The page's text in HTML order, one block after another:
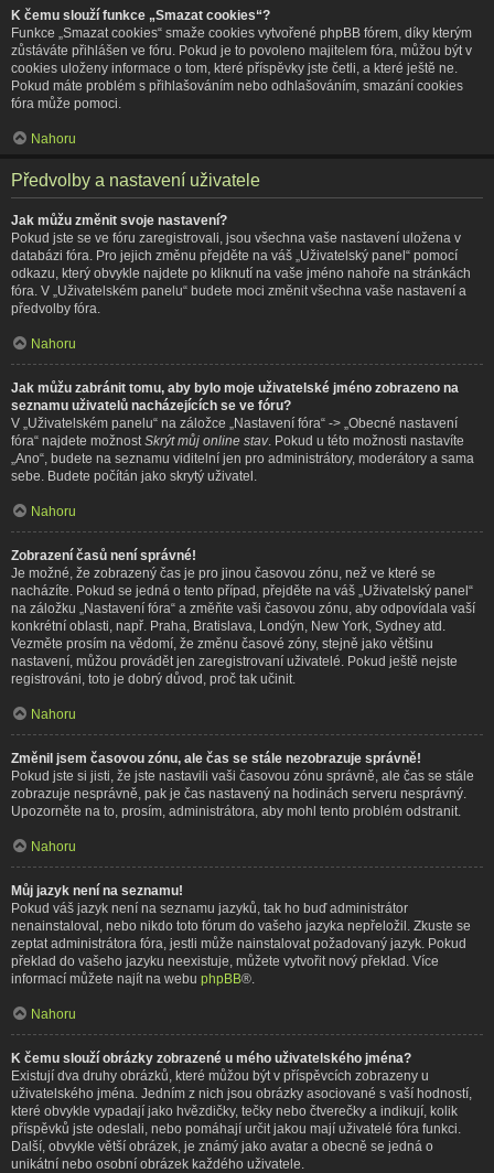
K čemu slouží funkce „Smazat cookies“?
Funkce „Smazat cookies“ smaže cookies vytvořené phpBB fórem, díky kterým
zůstáváte přihlášen ve fóru. Pokud je to povoleno majitelem fóra, můžou být v
cookies uloženy informace o tom, které příspěvky jste četli, a které ještě ne.
Pokud máte problém s přihlašováním nebo odhlašováním, smazání cookies
fóra může pomoci.
Nahoru
Předvolby a nastavení uživatele
Jak můžu změnit svoje nastavení?
Pokud jste se ve fóru zaregistrovali, jsou všechna vaše nastavení uložena v
databázi fóra. Pro jejich změnu přejděte na váš „Uživatelský panel“ pomocí
odkazu, který obvykle najdete po kliknutí na vaše jméno nahoře na stránkách
fóra. V „Uživatelském panelu“ budete moci změnit všechna vaše nastavení a
předvolby fóra.
Nahoru
Jak můžu zabránit tomu, aby bylo moje uživatelské jméno zobrazeno na
seznamu uživatelů nacházejících se ve fóru?
V „Uživatelském panelu“ na záložce „Nastavení fóra“ -> „Obecné nastavení
fóra“ najdete možnost Skrýt můj online stav. Pokud u této možnosti nastavíte
„Ano“, budete na seznamu viditelní jen pro administrátory, moderátory a sama
sebe. Budete počítán jako skrytý uživatel.
Nahoru
Zobrazení časů není správné!
Je možné, že zobrazený čas je pro jinou časovou zónu, než ve které se
nacházíte. Pokud se jedná o tento případ, přejděte na váš „Uživatelský panel“
na záložku „Nastavení fóra“ a změňte vaši časovou zónu, aby odpovídala vaší
konkrétní oblasti, např. Praha, Bratislava, Londýn, New York, Sydney atd.
Vezměte prosím na vědomí, že změnu časové zóny, stejně jako většinu
nastavení, můžou provádět jen zaregistrovaní uživatelé. Pokud ještě nejste
registrováni, toto je dobrý důvod, proč tak učinit.
Nahoru
Změnil jsem časovou zónu, ale čas se stále nezobrazuje správně!
Pokud jste si jisti, že jste nastavili vaši časovou zónu správně, ale čas se stále
zobrazuje nesprávně, pak je čas nastavený na hodinách serveru nesprávný.
Upozorněte na to, prosím, administrátora, aby mohl tento problém odstranit.
Nahoru
Můj jazyk není na seznamu!
Pokud váš jazyk není na seznamu jazyků, tak ho buď administrátor
nenainstaloval, nebo nikdo toto fórum do vašeho jazyka nepřeložil. Zkuste se
zeptat administrátora fóra, jestli může nainstalovat požadovaný jazyk. Pokud
překlad do vašeho jazyku neexistuje, můžete vytvořit nový překlad. Více
informací můžete najít na webu phpBB®.
Nahoru
K čemu slouží obrázky zobrazené u mého uživatelského jména?
Existují dva druhy obrázků, které můžou být v příspěvcích zobrazeny u
uživatelského jména. Jedním z nich jsou obrázky asociované s vaší hodností,
které obvykle vypadají jako hvězdičky, tečky nebo čtverečky a indikují, kolik
příspěvků jste odeslali, nebo pomáhají určit jakou mají uživatelé fóra funkci.
Další, obvykle větší obrázek, je známý jako avatar a obecně se jedná o
unikátní nebo osobní obrázek každého uživatele.